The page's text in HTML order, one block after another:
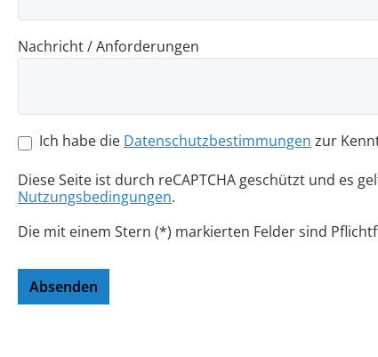
Nachricht / Anforderungen
Ich habe die Datenschutzbestimmungen zur
Diese Seite ist durch reCAPTCHA geschützt und es
Nutzungsbedingungen.
Die mit einem Stern (*) markierten Felder sind
Absenden